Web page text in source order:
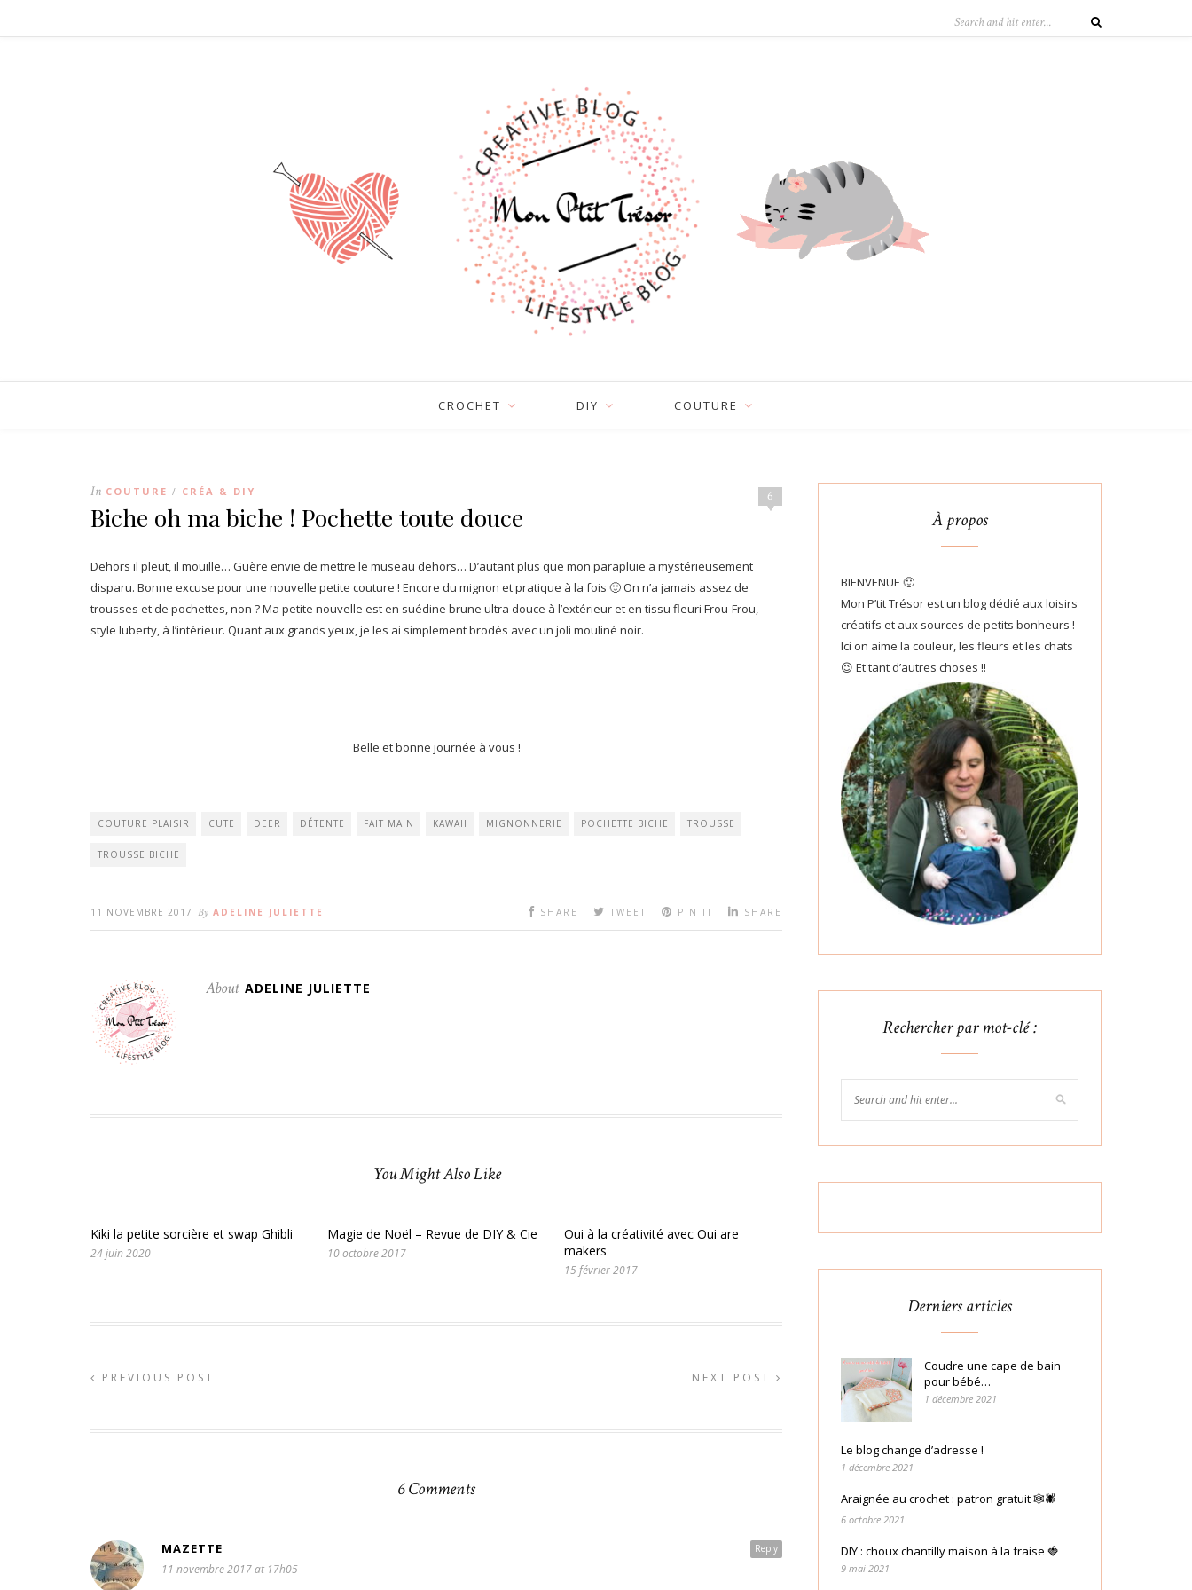
CROCHET DIY COUTURE
6
In COUTURE / CRÉA & DIY
Biche oh ma biche ! Pochette toute douce
Dehors il pleut, il mouille… Guère envie de mettre le museau dehors… D’autant plus que mon parapluie a mystérieusement
disparu. Bonne excuse pour une nouvelle petite couture ! Encore du mignon et pratique à la fois 🙂 On n’a jamais assez de
trousses et de pochettes, non ? Ma petite nouvelle est en suédine brune ultra douce à l’extérieur et en tissu fleuri Frou-Frou,
style luberty, à l’intérieur. Quant aux grands yeux, je les ai simplement brodés avec un joli mouliné noir.
Belle et bonne journée à vous !
COUTURE PLAISIR CUTE DEER DÉTENTE FAIT MAIN KAWAII MIGNONNERIE POCHETTE BICHE TROUSSE
TROUSSE BICHE
11 NOVEMBRE 2017 By ADELINE JULIETTE SHARE TWEET PIN IT SHARE
About ADELINE JULIETTE
You Might Also Like
Kiki la petite sorcière et swap Ghibli
24 juin 2020
Magie de Noël – Revue de DIY & Cie
10 octobre 2017
Oui à la créativité avec Oui are
makers
15 février 2017
PREVIOUS POST NEXT POST
6 Comments
Reply
MAZETTE
11 novembre 2017 at 17h05
À propos
BIENVENUE 🙂
Mon P’tit Trésor est un blog dédié aux loisirs
créatifs et aux sources de petits bonheurs !
Ici on aime la couleur, les fleurs et les chats
😉 Et tant d’autres choses !!
Rechercher par mot-clé :
Derniers articles
Coudre une cape de bain
pour bébé…
1 décembre 2021
Le blog change d’adresse !
1 décembre 2021
Araignée au crochet : patron gratuit 🕸🕷
6 octobre 2021
DIY : choux chantilly maison à la fraise 🍓
9 mai 2021